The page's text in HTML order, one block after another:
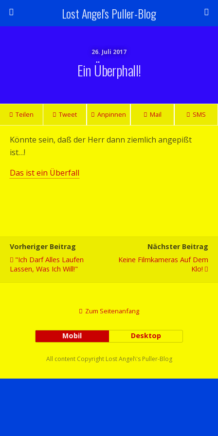
Lost Angel's Puller-Blog
26. Juli 2017
Ein Überphall!
Teilen Tweet Anpinnen Mail SMS
Könnte sein, daß der Herr dann ziemlich angepißt
ist…!
Das ist ein Überfall
Vorheriger Beitrag
"Ich Darf Alles Laufen
Lassen, Was Ich Will!"
Nächster Beitrag
Keine Filmkameras Auf Dem
Klo!
Zum Seitenanfang
Mobil Desktop
All content Copyright Lost Angel\'s Puller-Blog